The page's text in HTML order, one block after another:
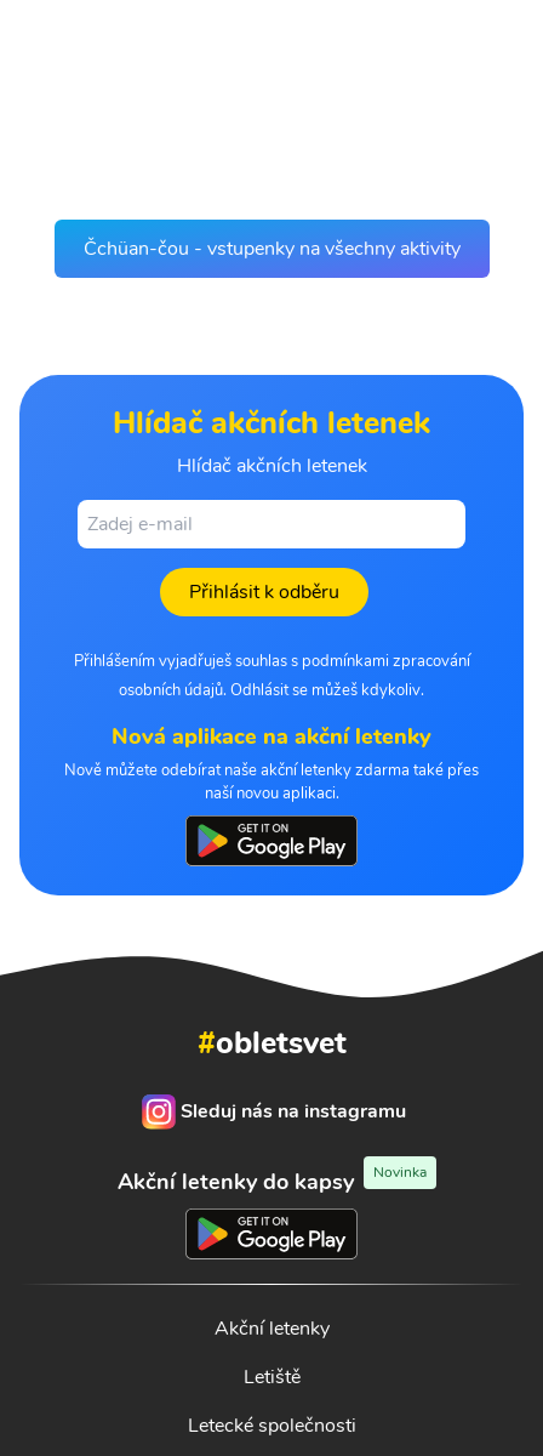
Čchüan-čou - vstupenky na všechny aktivity
Hlídač akčních letenek
Hlídač akčních letenek
Přihlásit k odběru
Přihlášením vyjadřuješ souhlas s podmínkami zpracování
osobních údajů. Odhlásit se můžeš kdykoliv.
Nová aplikace na akční letenky
Nově můžete odebírat naše akční letenky zdarma také přes
naší novou aplikaci.
#obletsvet
Sleduj nás na instagramu
Akční letenky do kapsy Novinka
Akční letenky
Letiště
Letecké společnosti